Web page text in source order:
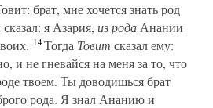
брат, мне хочется знать род
я Азария, из рода Анании
14Тогда Товит сказал ему:
и не гневайся на меня за то, что
твоем. Ты доводишься брат
рода. Я знал Ананию и